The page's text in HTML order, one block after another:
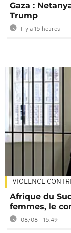
Gaza :
Trump
Il y a 15 heures
VIOLENCE
Afrique du
femmes, le
08/08 - 15:49